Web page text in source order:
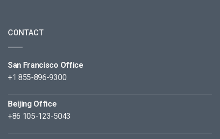
CONTACT
San Francisco Office
+1 855-896-9300
Beijing Office
+86 105-123-5043